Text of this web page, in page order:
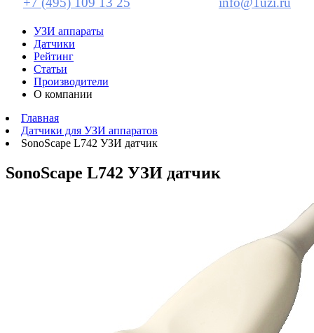
УЗИ аппараты
Датчики
Рейтинг
Статьи
Производители
О компании
Главная
Датчики для УЗИ аппаратов
SonoScape L742 УЗИ датчик
SonoScape L742 УЗИ датчик